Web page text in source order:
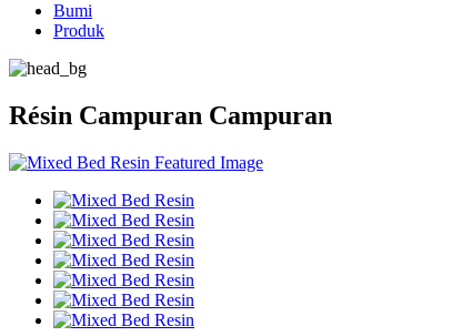
Bumi
Produk
Résin Campuran Campuran